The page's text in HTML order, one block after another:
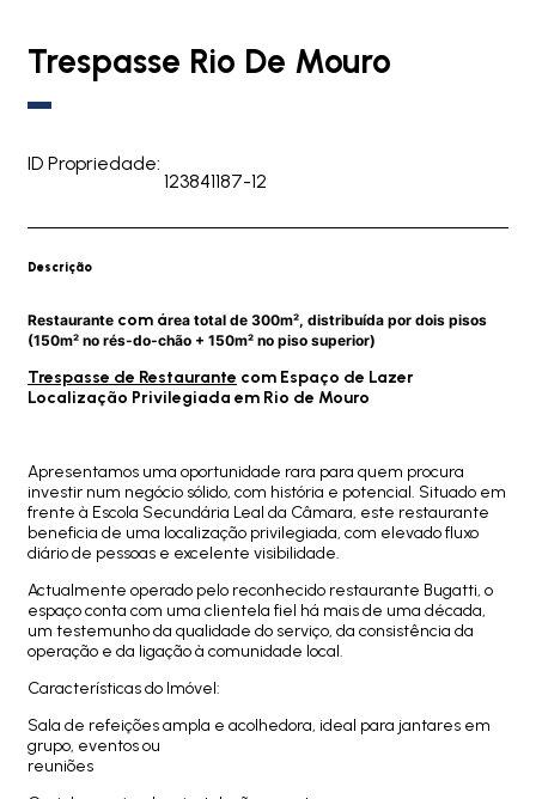
Trespasse Rio De Mouro
ID Propriedade:
123841187-12
Descrição
Restaurante com área total de 300m², distribuída por dois pisos
(150m² no rés-do-chão + 150m² no piso superior)
Trespasse de Restaurante com Espaço de Lazer
Localização Privilegiada em Rio de Mouro
Apresentamos uma oportunidade rara para quem procura
investir num negócio sólido, com história e potencial. Situado em
frente à Escola Secundária Leal da Câmara, este restaurante
beneficia de uma localização privilegiada, com elevado fluxo
diário de pessoas e excelente visibilidade.
Actualmente operado pelo reconhecido restaurante Bugatti, o
espaço conta com uma clientela fiel há mais de uma década,
um testemunho da qualidade do serviço, da consistência da
operação e da ligação à comunidade local.
Características do Imóvel:
Sala de refeições ampla e acolhedora, ideal para jantares em
grupo, eventos ou
reuniões